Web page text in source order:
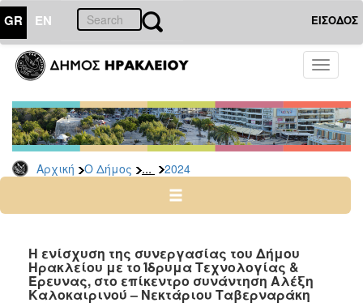
GR EN ΕΙΣΟΔΟΣ
Toggle
Αρχική Ο Δήμος ... 2024
ΔΗΜΟΣ
Δελτία
Τύπου
Αρχείο
2026
2024
2022
2021
Η ενίσχυση της συνεργασίας του Δήμου
Ηρακλείου με το Ίδρυμα Τεχνολογίας &
Έρευνας, στο επίκεντρο συνάντηση Αλέξη
Καλοκαιρινού – Νεκτάριου Ταβερναράκη